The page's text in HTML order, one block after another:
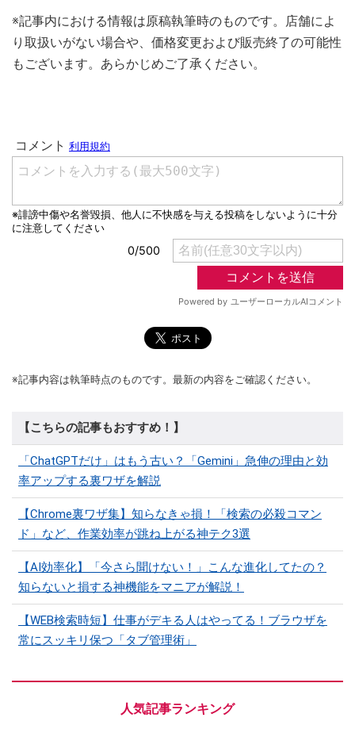
※記事内における情報は原稿執筆時のものです。店舗によ
り取扱いがない場合や、価格変更および販売終了の可能性
もございます。あらかじめご了承ください。
※記事内容は執筆時点のものです。最新の内容をご確認ください。
【こちらの記事もおすすめ！】
「ChatGPTだけ」はもう古い？「Gemini」急伸の理由と効
率アップする裏ワザを解説
【Chrome裏ワザ集】知らなきゃ損！「検索の必殺コマン
ド」など、作業効率が跳ね上がる神テク3選
【AI効率化】「今さら聞けない！」こんな進化してたの？
知らないと損する神機能をマニアが解説！
【WEB検索時短】仕事がデキる人はやってる！ブラウザを
常にスッキリ保つ「タブ管理術」